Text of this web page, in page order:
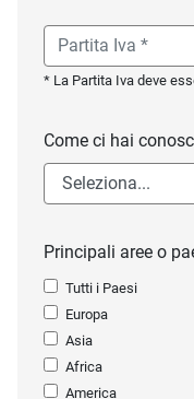
* La Partita Iva deve
Come ci hai
Principali aree o
Tutti i Paesi
Europa
Asia
Africa
America